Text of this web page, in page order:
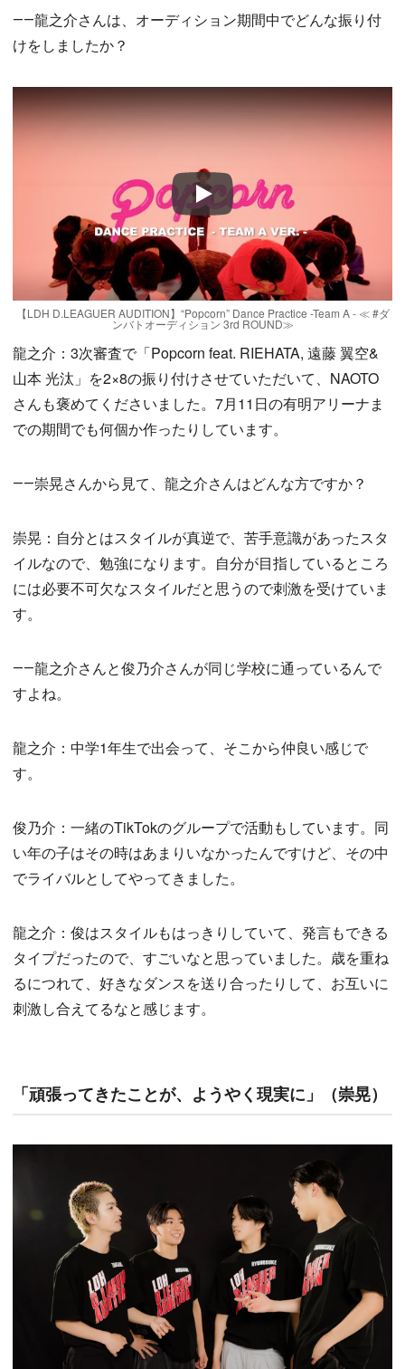
――龍之介さんは、オーディション期間中でどんな振り付
けをしましたか？
Play
【LDH D.LEAGUER AUDITION】“Popcorn” Dance Practice -Team A - ≪ #ダ
ンバトオーディション 3rd ROUND≫
龍之介：3次審査で「Popcorn feat. RIEHATA, 遠藤 翼空&
山本 光汰」を2×8の振り付けさせていただいて、NAOTO
さんも褒めてくださいました。7月11日の有明アリーナま
での期間でも何個か作ったりしています。
――崇晃さんから見て、龍之介さんはどんな方ですか？
崇晃：自分とはスタイルが真逆で、苦手意識があったスタ
イルなので、勉強になります。自分が目指しているところ
には必要不可欠なスタイルだと思うので刺激を受けていま
す。
――龍之介さんと俊乃介さんが同じ学校に通っているんで
すよね。
龍之介：中学1年生で出会って、そこから仲良い感じで
す。
俊乃介：一緒のTikTokのグループで活動もしています。同
い年の子はその時はあまりいなかったんですけど、その中
でライバルとしてやってきました。
龍之介：俊はスタイルもはっきりしていて、発言もできる
タイプだったので、すごいなと思っていました。歳を重ね
るにつれて、好きなダンスを送り合ったりして、お互いに
刺激し合えてるなと感じます。
「頑張ってきたことが、ようやく現実に」（崇晃）